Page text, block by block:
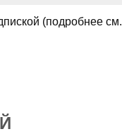
(подробнее см.